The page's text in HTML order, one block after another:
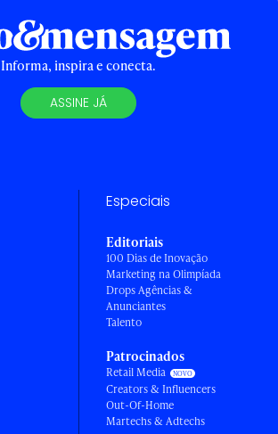
Informa, inspira e conecta.
ASSINE JÁ
Especiais
Editoriais
100 Dias de Inovação
Marketing na Olimpíada
Drops Agências &
Anunciantes
Talento
Patrocinados
Retail Media
Creators & Influencers
Out-Of-Home
Martechs & Adtechs